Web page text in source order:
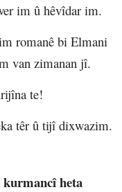
im û hêvîdar im.
romanê bi Elmani
van zimanan jî.
te!
têr û tijî dixwazim.
heta